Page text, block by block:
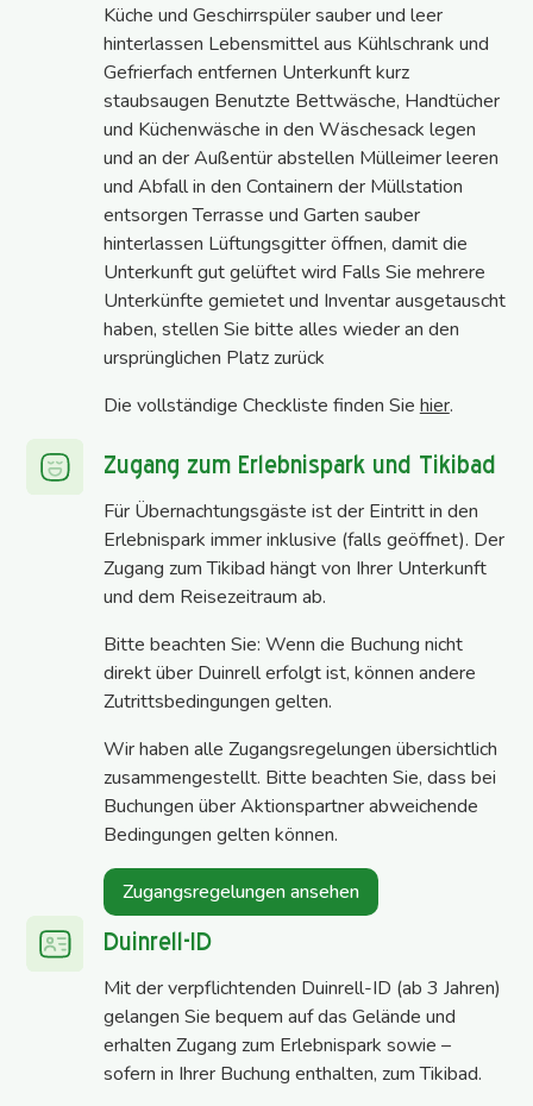
Küche und Geschirrspüler sauber und leer
hinterlassen Lebensmittel aus Kühlschrank und
Gefrierfach entfernen Unterkunft kurz
staubsaugen Benutzte Bettwäsche, Handtücher
und Küchenwäsche in den Wäschesack legen
und an der Außentür abstellen Mülleimer leeren
und Abfall in den Containern der Müllstation
entsorgen Terrasse und Garten sauber
hinterlassen Lüftungsgitter öffnen, damit die
Unterkunft gut gelüftet wird Falls Sie mehrere
Unterkünfte gemietet und Inventar ausgetauscht
haben, stellen Sie bitte alles wieder an den
ursprünglichen Platz zurück
Die vollständige Checkliste finden Sie hier.
Zugang zum Erlebnispark und Tikibad
Für Übernachtungsgäste ist der Eintritt in den
Erlebnispark immer inklusive (falls geöffnet). Der
Zugang zum Tikibad hängt von Ihrer Unterkunft
und dem Reisezeitraum ab.
Bitte beachten Sie: Wenn die Buchung nicht
direkt über Duinrell erfolgt ist, können andere
Zutrittsbedingungen gelten.
Wir haben alle Zugangsregelungen übersichtlich
zusammengestellt. Bitte beachten Sie, dass bei
Buchungen über Aktionspartner abweichende
Bedingungen gelten können.
Zugangsregelungen ansehen
Duinrell-ID
Mit der verpflichtenden Duinrell-ID (ab 3 Jahren)
gelangen Sie bequem auf das Gelände und
erhalten Zugang zum Erlebnispark sowie –
sofern in Ihrer Buchung enthalten, zum Tikibad.